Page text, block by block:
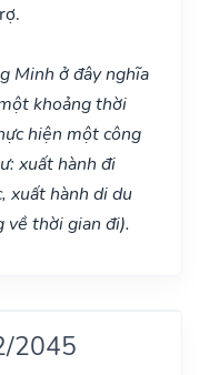
Minh ở đây nghĩa
khoảng thời
hiện một công
xuất hành đi
xuất hành di du
về thời gian đi).
2045